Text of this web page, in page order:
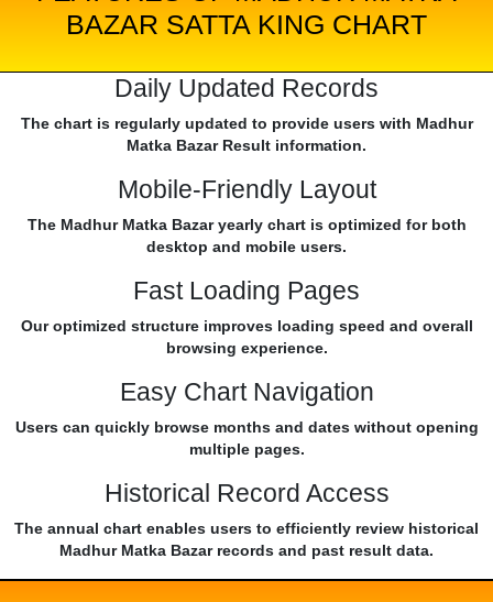
BAZAR SATTA KING CHART
Daily Updated Records
The chart is regularly updated to provide users with Madhur
Matka Bazar Result information.
Mobile-Friendly Layout
The Madhur Matka Bazar yearly chart is optimized for both
desktop and mobile users.
Fast Loading Pages
Our optimized structure improves loading speed and overall
browsing experience.
Easy Chart Navigation
Users can quickly browse months and dates without opening
multiple pages.
Historical Record Access
The annual chart enables users to efficiently review historical
Madhur Matka Bazar records and past result data.